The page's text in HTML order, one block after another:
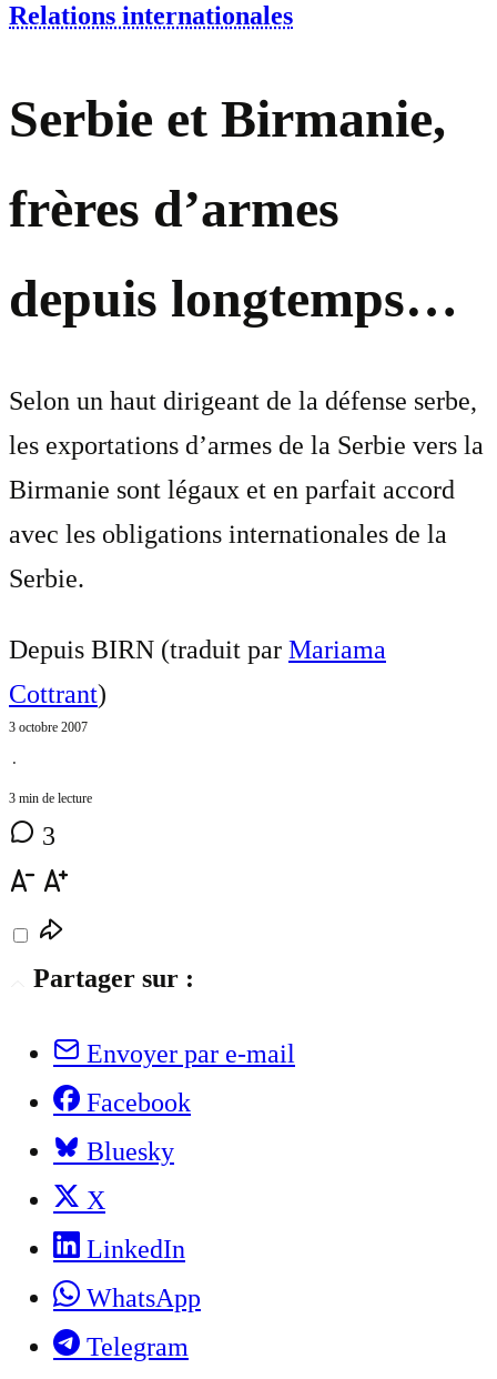
Relations internationales
Serbie et Birmanie,
frères d’armes
depuis longtemps…
Selon un haut dirigeant de la défense serbe,
les exportations d’armes de la Serbie vers la
Birmanie sont légaux et en parfait accord
avec les obligations internationales de la
Serbie.
Depuis BIRN (traduit par Mariama
Cottrant)
3 octobre 2007
⋅
3 min de lecture
3
Partager sur :
Envoyer par e-mail
Facebook
Bluesky
X
LinkedIn
WhatsApp
Telegram